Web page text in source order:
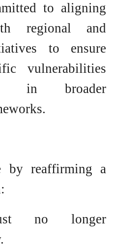
to aligning
regional and
to ensure
vulnerabilities
in broader
by reaffirming a
no longer